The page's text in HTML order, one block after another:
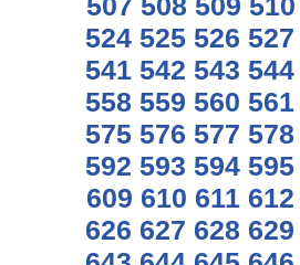
524 525 526 527
541 542 543 544
558 559 560 561
575 576 577 578
592 593 594 595
609 610 611 612
626 627 628 629